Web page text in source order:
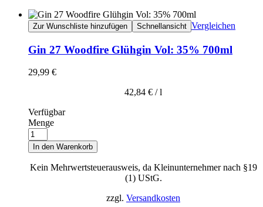
Zur Wunschliste hinzufügen Schnellansicht Vergleichen
Gin 27 Woodfire Glühgin Vol: 35% 700ml
29,99 €
42,84 € /l
Verfügbar
Menge
In den Warenkorb
Kein Mehrwertsteuerausweis, da Kleinunternehmer nach §19
(1) UStG.
zzgl. Versandkosten